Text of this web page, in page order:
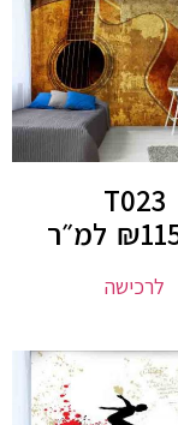
T023
₪ למ״ר
לרכישה